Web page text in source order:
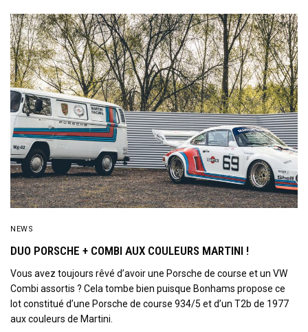
NEWS
DUO PORSCHE + COMBI AUX COULEURS MARTINI !
Vous avez toujours rêvé d’avoir une Porsche de course et un VW
Combi assortis ? Cela tombe bien puisque Bonhams propose ce
lot constitué d’une Porsche de course 934/5 et d’un T2b de 1977
aux couleurs de Martini.